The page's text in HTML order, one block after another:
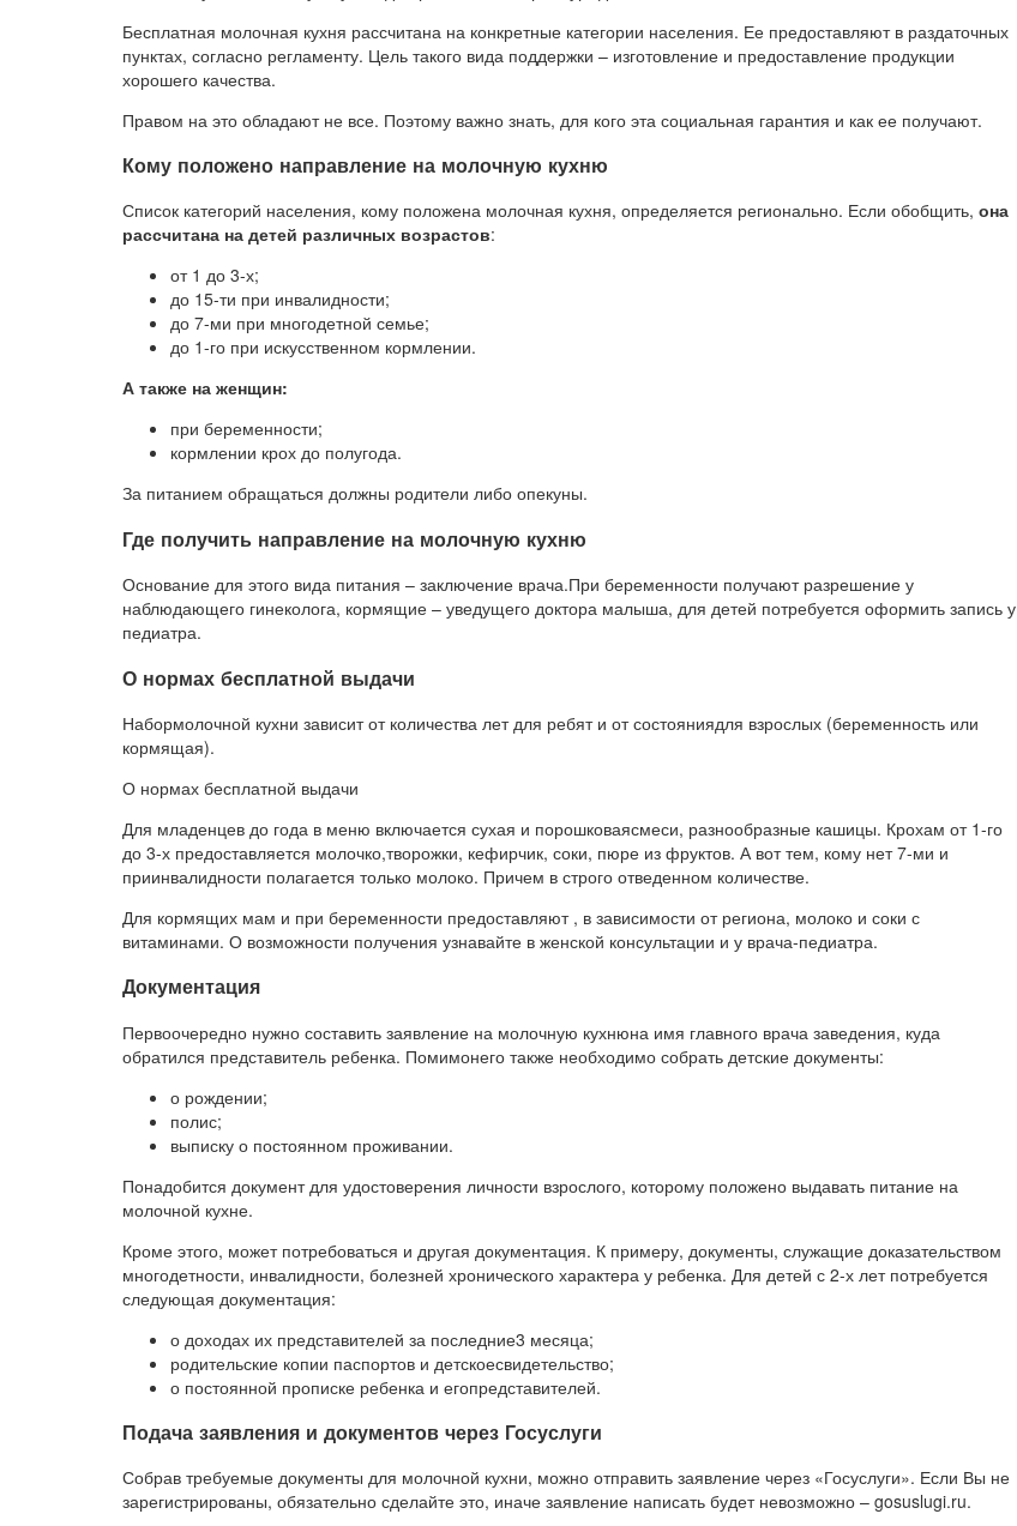
Бесплатная молочная кухня рассчитана на конкретные категории населения. Ее предоставляют в раздаточных
пунктах, согласно регламенту. Цель такого вида поддержки – изготовление и предоставление продукции
хорошего качества.
Правом на это обладают не все. Поэтому важно знать, для кого эта социальная гарантия и как ее получают.
Кому положено направление на молочную кухню
Список категорий населения, кому положена молочная кухня, определяется регионально. Если обобщить, она
рассчитана на детей различных возрастов:
от 1 до 3-х;
до 15-ти при инвалидности;
до 7-ми при многодетной семье;
до 1-го при искусственном кормлении.
А также на женщин:
при беременности;
кормлении крох до полугода.
За питанием обращаться должны родители либо опекуны.
Где получить направление на молочную кухню
Основание для этого вида питания – заключение врача.При беременности получают разрешение у
наблюдающего гинеколога, кормящие – уведущего доктора малыша, для детей потребуется оформить запись у
педиатра.
О нормах бесплатной выдачи
Набормолочной кухни зависит от количества лет для ребят и от состояниядля взрослых (беременность или
кормящая).
О нормах бесплатной выдачи
Для младенцев до года в меню включается сухая и порошковаясмеси, разнообразные кашицы. Крохам от 1-го
до 3-х предоставляется молочко,творожки, кефирчик, соки, пюре из фруктов. А вот тем, кому нет 7-ми и
приинвалидности полагается только молоко. Причем в строго отведенном количестве.
Для кормящих мам и при беременности предоставляют , в зависимости от региона, молоко и соки с
витаминами. О возможности получения узнавайте в женской консультации и у врача-педиатра.
Документация
Первоочередно нужно составить заявление на молочную кухнюна имя главного врача заведения, куда
обратился представитель ребенка. Помимонего также необходимо собрать детские документы:
о рождении;
полис;
выписку о постоянном проживании.
Понадобится документ для удостоверения личности взрослого, которому положено выдавать питание на
молочной кухне.
Кроме этого, может потребоваться и другая документация. К примеру, документы, служащие доказательством
многодетности, инвалидности, болезней хронического характера у ребенка. Для детей с 2-х лет потребуется
следующая документация:
о доходах их представителей за последние3 месяца;
родительские копии паспортов и детскоесвидетельство;
о постоянной прописке ребенка и егопредставителей.
Подача заявления и документов через Госуслуги
Собрав требуемые документы для молочной кухни, можно отправить заявление через «Госуслуги». Если Вы не
зарегистрированы, обязательно сделайте это, иначе заявление написать будет невозможно – gosuslugi.ru.